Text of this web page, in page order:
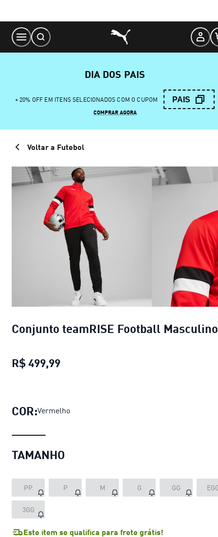
Content
DIA DOS PAIS
+ 20% OFF EM ITENS SELECIONADOS COM O CUPOM PAIS
COMPRAR AGORA
Voltar a Futebol
Conjunto teamRISE Football Masculino
R$ 499,99
COR:Vermelho
TAMANHO
PP P M G GG
3GG
Este item se qualifica para frete grátis!